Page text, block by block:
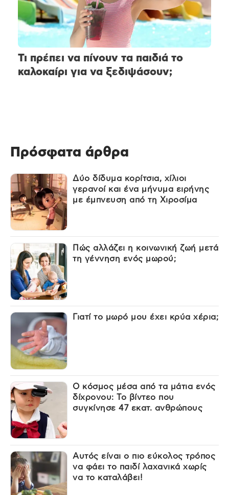
Τι πρέπει να πίνουν τα παιδιά το
καλοκαίρι για να ξεδιψάσουν;
Πρόσφατα άρθρα
Δύο δίδυμα κορίτσια, χίλιοι
γερανοί και ένα μήνυμα ειρήνης
με έμπνευση από τη Χιροσίμα
Πώς αλλάζει η κοινωνική ζωή μετά
τη γέννηση ενός μωρού;
Γιατί το μωρό μου έχει κρύα χέρια;
Ο κόσμος μέσα από τα μάτια ενός
δίχρονου: Το βίντεο που
συγκίνησε 47 εκατ. ανθρώπους
Αυτός είναι ο πιο εύκολος τρόπος
να φάει το παιδί λαχανικά χωρίς
να το καταλάβει!